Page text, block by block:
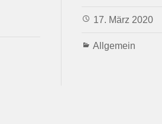
17. März 2020
Allgemein